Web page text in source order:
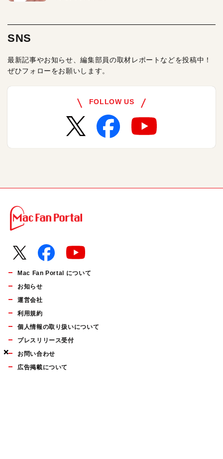
×
×
×
SNS
最新記事やお知らせ、編集部員の取材レポートなどを投稿中！
ぜひフォローをお願いします。
FOLLOW US
Mac Fan Portal について
お知らせ
運営会社
利用規約
個人情報の取り扱いについて
プレスリリース受付
お問い合わせ
広告掲載について